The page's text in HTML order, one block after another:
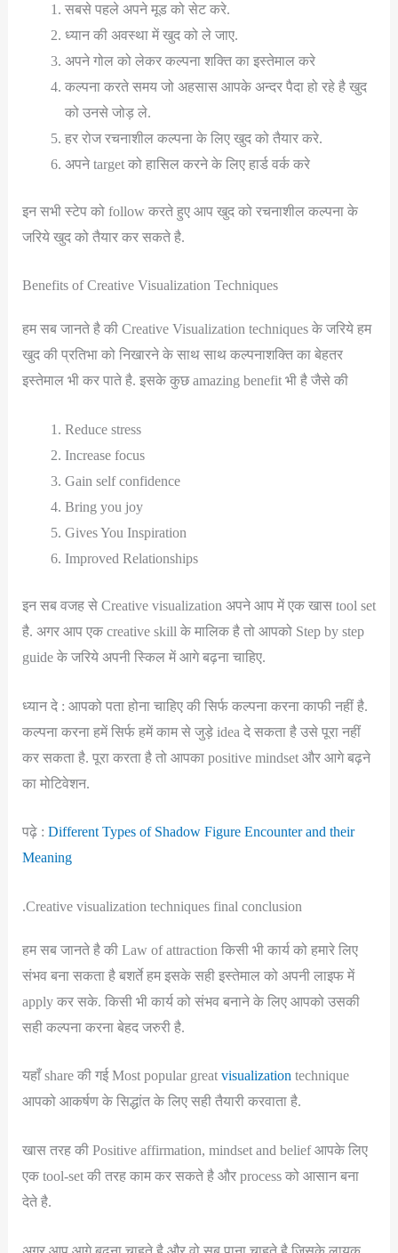
सबसे पहले अपने मूड को सेट करे.
ध्यान की अवस्था में खुद को ले जाए.
अपने गोल को लेकर कल्पना शक्ति का इस्तेमाल करे
कल्पना करते समय जो अहसास आपके अन्दर पैदा हो रहे है खुद
को उनसे जोड़ ले.
हर रोज रचनाशील कल्पना के लिए खुद को तैयार करे.
अपने target को हासिल करने के लिए हार्ड वर्क करे
इन सभी स्टेप को follow करते हुए आप खुद को रचनाशील कल्पना के
जरिये खुद को तैयार कर सकते है.
Benefits of Creative Visualization Techniques
हम सब जानते है की Creative Visualization techniques के जरिये हम
खुद की प्रतिभा को निखारने के साथ साथ कल्पनाशक्ति का बेहतर
इस्तेमाल भी कर पाते है. इसके कुछ amazing benefit भी है जैसे की
Reduce stress
Increase focus
Gain self confidence
Bring you joy
Gives You Inspiration
Improved Relationships
इन सब वजह से Creative visualization अपने आप में एक खास tool set
है. अगर आप एक creative skill के मालिक है तो आपको Step by step
guide के जरिये अपनी स्किल में आगे बढ़ना चाहिए.
ध्यान दे : आपको पता होना चाहिए की सिर्फ कल्पना करना काफी नहीं है.
कल्पना करना हमें सिर्फ हमें काम से जुड़े idea दे सकता है उसे पूरा नहीं
कर सकता है. पूरा करता है तो आपका positive mindset और आगे बढ़ने
का मोटिवेशन.
पढ़े : Different Types of Shadow Figure Encounter and their
Meaning
.Creative visualization techniques final conclusion
हम सब जानते है की Law of attraction किसी भी कार्य को हमारे लिए
संभव बना सकता है बशर्ते हम इसके सही इस्तेमाल को अपनी लाइफ में
apply कर सके. किसी भी कार्य को संभव बनाने के लिए आपको उसकी
सही कल्पना करना बेहद जरुरी है.
यहाँ share की गई Most popular greatvisualizationtechnique
आपको आकर्षण के सिद्धांत के लिए सही तैयारी करवाता है.
खास तरह की Positive affirmation, mindset and belief आपके लिए
एक tool-set की तरह काम कर सकते है और process को आसान बना
देते है.